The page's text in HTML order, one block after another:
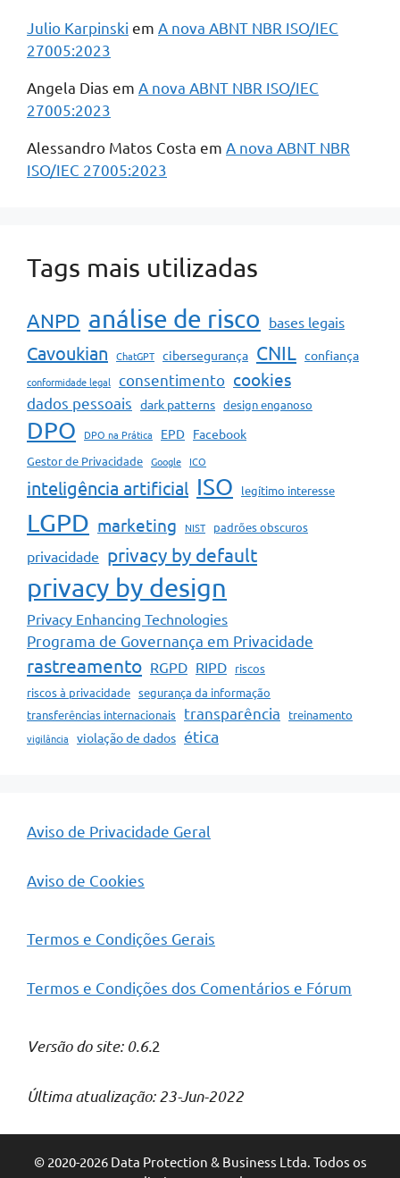
Julio Karpinski em A nova ABNT NBR ISO/IEC
27005:2023
Angela Dias em A nova ABNT NBR ISO/IEC
27005:2023
Alessandro Matos Costa em A nova ABNT NBR
ISO/IEC 27005:2023
Tags mais utilizadas
ANPD análise de risco bases legais
Cavoukian ChatGPT cibersegurança CNIL confiança
conformidade legal consentimento cookies
dados pessoais dark patterns design enganoso
DPO DPO na Prática EPD Facebook
Gestor de Privacidade Google ICO
inteligência artificial ISO legítimo interesse
LGPD marketing NIST padrões obscuros
privacidade privacy by default
privacy by design
Privacy Enhancing Technologies
Programa de Governança em Privacidade
rastreamento RGPD RIPD riscos
riscos à privacidade segurança da informação
transferências internacionais transparência treinamento
vigilância violação de dados ética
Aviso de Privacidade Geral
Aviso de Cookies
Termos e Condições Gerais
Termos e Condições dos Comentários e Fórum
Versão do site: 0.6.2
Última atualização: 23-Jun-2022
© 2020-2026 Data Protection & Business Ltda. Todos os